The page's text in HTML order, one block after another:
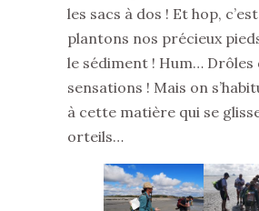
les sacs à dos ! Et hop,
plantons nos précieux
le sédiment ! Hum… Drôles
sensations ! Mais on
à cette matière qui se
orteils…